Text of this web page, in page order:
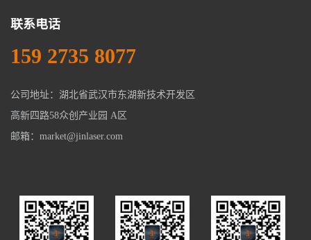
联系电话
159 2735 8077
公司地址：湖北省武汉市东湖新技术开发区
高新四路58众创产业园 A区
邮箱：market@jinlaser.com